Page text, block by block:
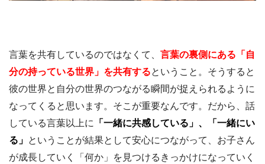
言葉を共有しているのではなくて、 言葉の裏側にある「自
分の持っている世界」を共有するということ。そうすると
彼の世界と自分の世界のつながる瞬間が捉えられるように
なってくると思います。そこが重要なんです。だから、話
している言葉以上に 「一緒に共感している」、「一緒にい
る」 ということが結果として安心につながって、お子さん
が成長していく「何か」を見つけるきっかけになっていく